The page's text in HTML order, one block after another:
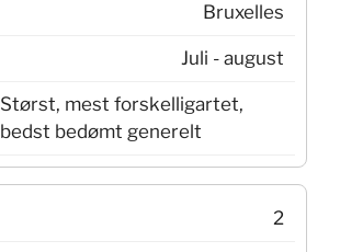
Bruxelles
Juli - august
Størst, mest forskelligartet,
bedst bedømt generelt
2